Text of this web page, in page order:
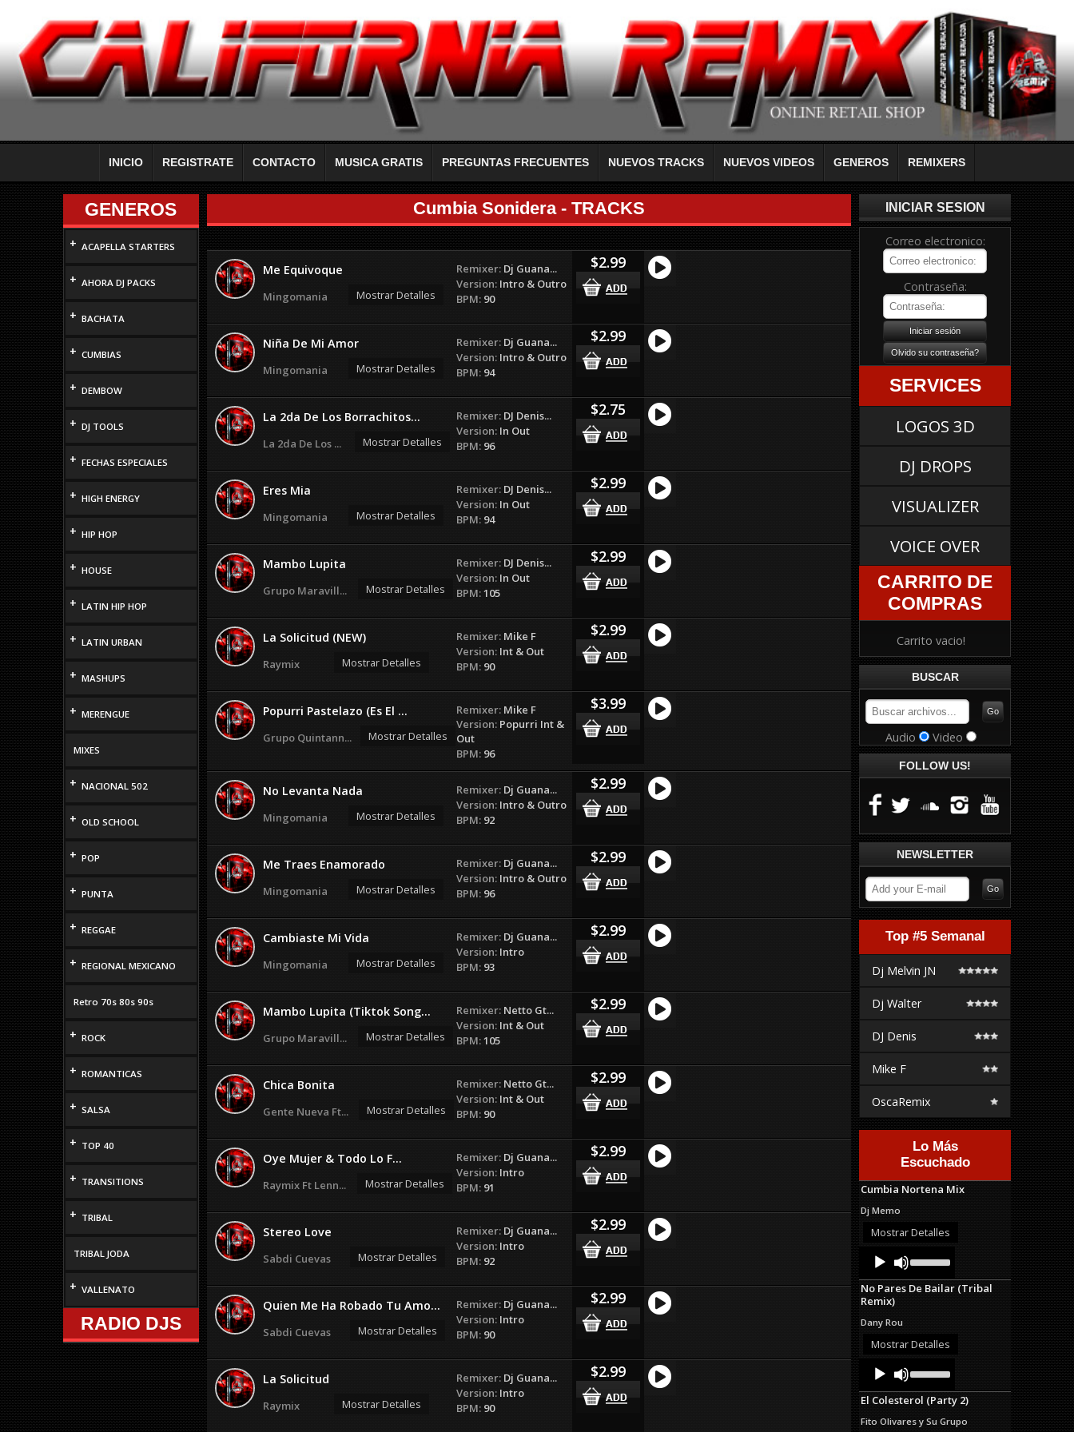
INICIO REGISTRATE CONTACTO MUSICA GRATIS PREGUNTAS FRECUENTES NUEVOS TRACKS NUEVOS VIDEOS GENEROS REMIXERS
GENEROS
+ ACAPELLA STARTERS
+ AHORA DJ PACKS
+ BACHATA
+ CUMBIAS
+ DEMBOW
+ DJ TOOLS
+ FECHAS ESPECIALES
+ HIGH ENERGY
+ HIP HOP
+ HOUSE
+ LATIN HIP HOP
+ LATIN URBAN
+ MASHUPS
+ MERENGUE
MIXES
+ NACIONAL 502
+ OLD SCHOOL
+ POP
+ PUNTA
+ REGGAE
+ REGIONAL MEXICANO
Retro 70s 80s 90s
+ ROCK
+ ROMANTICAS
+ SALSA
+ TOP 40
+ TRANSITIONS
+ TRIBAL
TRIBAL JODA
+ VALLENATO
RADIO DJS
Cumbia Sonidera - TRACKS
Me Equivoque
Mingomania Mostrar Detalles
Remixer: Dj Guana...
Version: Intro & Outro
BPM: 90
$2.99
Niña De Mi Amor
Mingomania Mostrar Detalles
Remixer: Dj Guana...
Version: Intro & Outro
BPM: 94
$2.99
La 2da De Los Borrachitos...
La 2da De Los ... Mostrar Detalles
Remixer: DJ Denis...
Version: In Out
BPM: 96
$2.75
Eres Mia
Mingomania Mostrar Detalles
Remixer: DJ Denis...
Version: In Out
BPM: 94
$2.99
Mambo Lupita
Grupo Maravill... Mostrar Detalles
Remixer: DJ Denis...
Version: In Out
BPM:105
$2.99
La Solicitud (NEW)
Raymix Mostrar Detalles
Remixer: Mike F
Version: Int & Out
BPM: 90
$2.99
Popurri Pastelazo (Es El ...
Grupo Quintann... Mostrar Detalles
Remixer: Mike F
Version: Popurri Int &
Out
BPM: 96
$3.99
No Levanta Nada
Mingomania Mostrar Detalles
Remixer: Dj Guana...
Version: Intro & Outro
BPM: 92
$2.99
Me Traes Enamorado
Mingomania Mostrar Detalles
Remixer: Dj Guana...
Version: Intro & Outro
BPM: 96
$2.99
Cambiaste Mi Vida
Mingomania Mostrar Detalles
Remixer: Dj Guana...
Version: Intro
BPM: 93
$2.99
Mambo Lupita (Tiktok Song...
Grupo Maravill... Mostrar Detalles
Remixer: Netto Gt...
Version: Int & Out
BPM:105
$2.99
Chica Bonita
Gente Nueva Ft... Mostrar Detalles
Remixer: Netto Gt...
Version: Int & Out
BPM: 90
$2.99
Oye Mujer & Todo Lo F...
Raymix Ft Lenn... Mostrar Detalles
Remixer: Dj Guana...
Version: Intro
BPM: 91
$2.99
Stereo Love
Sabdi Cuevas Mostrar Detalles
Remixer: Dj Guana...
Version: Intro
BPM: 92
$2.99
Quien Me Ha Robado Tu Amo...
Sabdi Cuevas Mostrar Detalles
Remixer: Dj Guana...
Version: Intro
BPM: 90
$2.99
La Solicitud
Raymix Mostrar Detalles
Remixer: Dj Guana...
Version: Intro
BPM: 90
$2.99
INICIAR SESION
Correo electronico:
Contraseña:
SERVICES
LOGOS 3D
DJ DROPS
VISUALIZER
VOICE OVER
CARRITO DE
COMPRAS
Carrito vacio!
BUSCAR
Audio Video
FOLLOW US!
NEWSLETTER
Top #5 Semanal
Dj Melvin JN
Dj Walter
DJ Denis
Mike F
OscaRemix
Lo Más
Escuchado
Cumbia Nortena Mix
Dj Memo
Mostrar Detalles
Audio
Player
Up/Down
Arrow
keys
decrease
No Pares De Bailar (Tribal
Remix)
Dany Rou
Mostrar Detalles
Audio
Player
Up/Down
Arrow
keys
increase
El Colesterol (Party 2)
Fito Olivares y Su Grupo